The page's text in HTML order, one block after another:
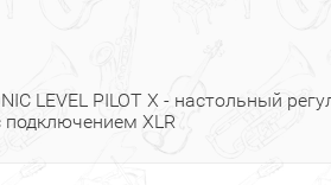
LEVEL PILOT X - настольный
подключением XLR